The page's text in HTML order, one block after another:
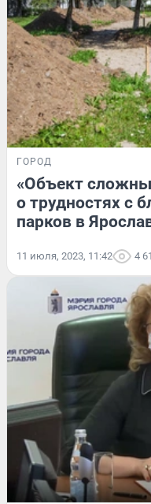
ГОРОД
«Объект
о трудностях с
парков в
11 июля, 2023, 11:42 4